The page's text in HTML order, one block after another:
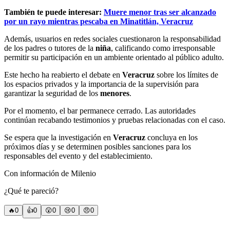
También te puede interesar: Muere menor tras ser alcanzado
por un rayo mientras pescaba en Minatitlán, Veracruz
Además, usuarios en redes sociales cuestionaron la responsabilidad
de los padres o tutores de la niña, calificando como irresponsable
permitir su participación en un ambiente orientado al público adulto.
Este hecho ha reabierto el debate en Veracruz sobre los límites de
los espacios privados y la importancia de la supervisión para
garantizar la seguridad de los menores.
Por el momento, el bar permanece cerrado. Las autoridades
continúan recabando testimonios y pruebas relacionadas con el caso.
Se espera que la investigación en Veracruz concluya en los
próximos días y se determinen posibles sanciones para los
responsables del evento y del establecimiento.
Con información de Milenio
¿Qué te pareció?
🔥0 👍0 😲0 😢0 😠0